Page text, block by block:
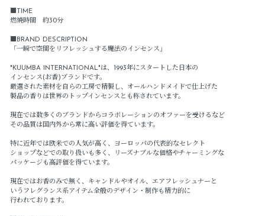
■TIME
燃焼時間 約30分
■BRAND DESCRIPTION
「一瞬で空間をリフレッシュする魔法のインセンス」
"KUUMBA INTERNATIONAL"は、1993年にスタートした日本の
インセンス(お香)ブランドです。
厳選された素材を自らの工房で精製し、オールハンドメイドで仕上げた
製品の香りは世界のトップインセンスとも称されています。
現在では数多くのブランドからコラボレーションのオファーを受けるなど
その品質は国内外から常に高い評価を得ています。
特に近年では欧米での人気が高く、ヨーロッパの代表的なセレクト
ショップなどでの取り扱いも多く、リーズナブルな価格やチャーミングな
パッケージも高評価を得ています。
現在ではお香のみで無く、キャンドルやオイル、エアフレッシュナーと
いうフレグランス系アイテム全般のデザイン・制作も精力的に
行われております。